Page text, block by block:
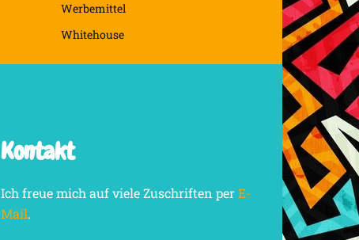
Werbemittel
Whitehouse
Kontakt
Ich freue mich auf viele Zuschriften perE-
Mail.